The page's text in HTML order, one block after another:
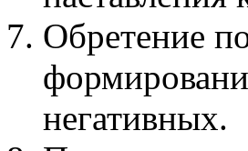
Обретение
негативных.